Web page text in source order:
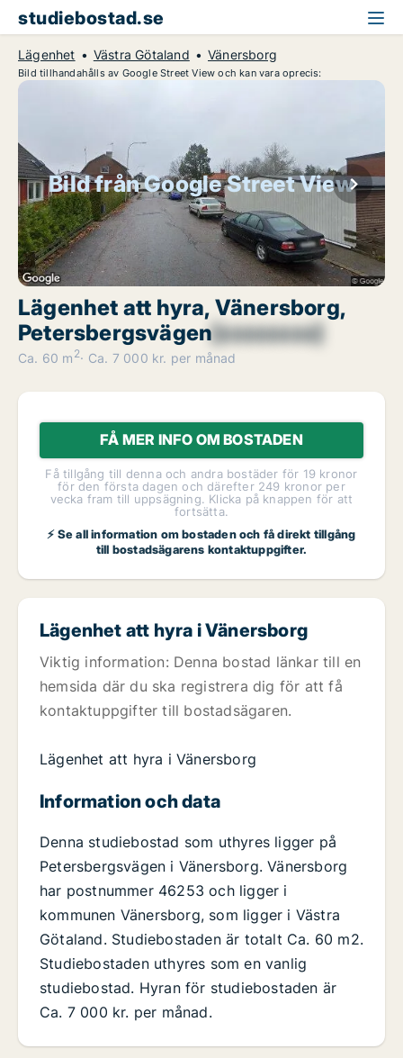
studiebostad.se
Lägenhet Västra Götaland Vänersborg
Bild tillhandahålls av Google Street View och kan vara oprecis:
Bild från Google Street View
Lägenhet att hyra, Vänersborg,
Petersbergsvägen[xxxxxxxx]
Ca. 60 m 2 Ca. 7 000 kr. per månad
FÅ MER INFO OM BOSTADEN
Få tillgång till denna och andra bostäder för 19 kronor
för den första dagen och därefter 249 kronor per
vecka fram till uppsägning. Klicka på knappen för att
fortsätta.
⚡ Se all information om bostaden och få direkt tillgång
till bostadsägarens kontaktuppgifter.
Lägenhet att hyra i Vänersborg
Viktig information: Denna bostad länkar till en
hemsida där du ska registrera dig för att få
kontaktuppgifter till bostadsägaren.
Lägenhet att hyra i Vänersborg
Information och data
Denna studiebostad som uthyres ligger på
Petersbergsvägen i Vänersborg. Vänersborg
har postnummer 46253 och ligger i
kommunen Vänersborg, som ligger i Västra
Götaland. Studiebostaden är totalt Ca. 60 m2.
Studiebostaden uthyres som en vanlig
studiebostad. Hyran för studiebostaden är
Ca. 7 000 kr. per månad.